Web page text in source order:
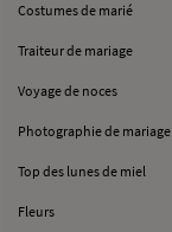
Costumes de marié
Traiteur de mariage
Voyage de noces
Photographie de mariage
Top des lunes de miel
Fleurs